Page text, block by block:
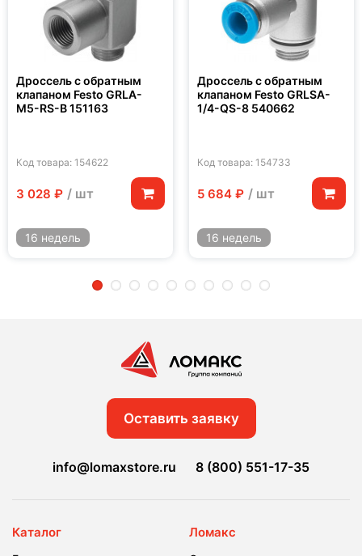
Дроссель с обратным
клапаном Festo GRLA-
M5-RS-B 151163
Код товара: 154622
3 028 ₽ / шт
16 недель
Дроссель с обратным
клапаном Festo GRLSA-
1/4-QS-8 540662
Код товара: 154733
5 684 ₽ / шт
16 недель
Оставить заявку
info@lomaxstore.ru 8 (800) 551-17-35
Каталог Ломакс